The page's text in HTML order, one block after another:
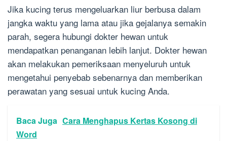
Jika kucing terus mengeluarkan liur berbusa dalam
jangka waktu yang lama atau jika gejalanya semakin
parah, segera hubungi dokter hewan untuk
mendapatkan penanganan lebih lanjut. Dokter hewan
akan melakukan pemeriksaan menyeluruh untuk
mengetahui penyebab sebenarnya dan memberikan
perawatan yang sesuai untuk kucing Anda.
Baca Juga Cara Menghapus Kertas Kosong di
Word